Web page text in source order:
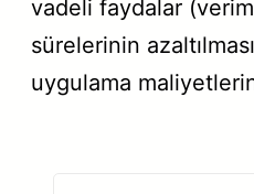
vadeli faydalar
sürelerinin
uygulama